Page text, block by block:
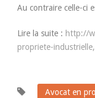
Au contraire celle-ci
Lire la suite : http://
propriete-
Avocat en